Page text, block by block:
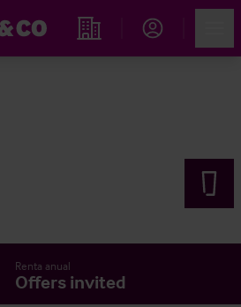
Propiedades
Renta anual
Offers invited